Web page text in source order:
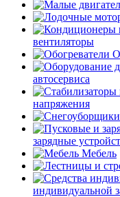
вентиляторы
автосервиса
напряжения
зарядные
Мебель
индивидуальной